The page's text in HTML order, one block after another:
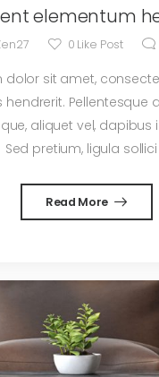
elementum
0 Like Post
dolor sit amet,
hendrerit. Pellentesque
aliquet vel, dapibus
Sed pretium, ligula sollici
Read More